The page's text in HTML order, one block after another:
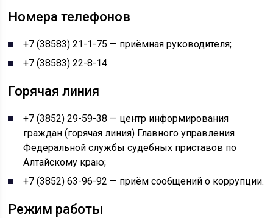
Номера телефонов
+7 (38583) 21-1-75 — приёмная руководителя;
+7 (38583) 22-8-14.
Горячая линия
+7 (3852) 29-59-38 — центр информирования
граждан (горячая линия) Главного управления
Федеральной службы судебных приставов по
Алтайскому краю;
+7 (3852) 63-96-92 — приём сообщений о коррупции.
Режим работы